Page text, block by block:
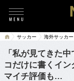
サッカー 海外サッカー
「私が見てきた
コだけに書くイ
マイチ評価も…